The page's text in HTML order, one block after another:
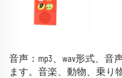
音声：mp3、wav形式、
ます。音楽、動物、乗り